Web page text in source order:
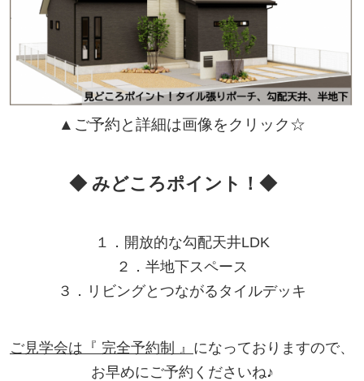
▲ご予約と詳細は画像をクリック☆
◆ みどころポイント！◆
１．開放的な勾配天井LDK
２．半地下スペース
３．リビングとつながるタイルデッキ
ご見学会は『 完全予約制 』 になっておりますので、
お早めにご予約くださいね♪